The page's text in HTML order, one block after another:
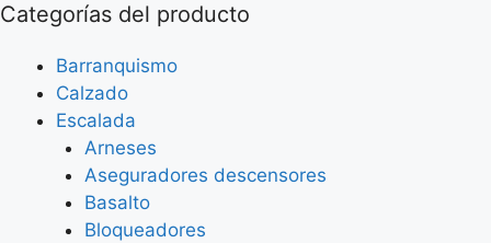
Categorías del producto
Barranquismo
Calzado
Escalada
Arneses
Aseguradores descensores
Basalto
Bloqueadores